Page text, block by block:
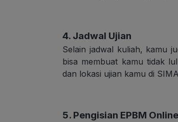
4. Jadwal Ujian
Selain jadwal kuliah, kamu
bisa membuat kamu tidak
dan lokasi ujian kamu di
5. Pengisian EPBM Online